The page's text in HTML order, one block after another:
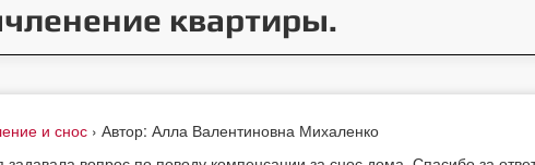
квартиры.
и снос › Автор: Алла Валентиновна Михаленко